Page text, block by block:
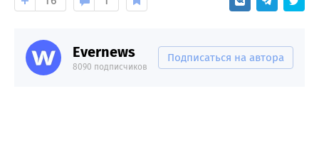
Evernews
8090 подписчиков
Подписаться на автора